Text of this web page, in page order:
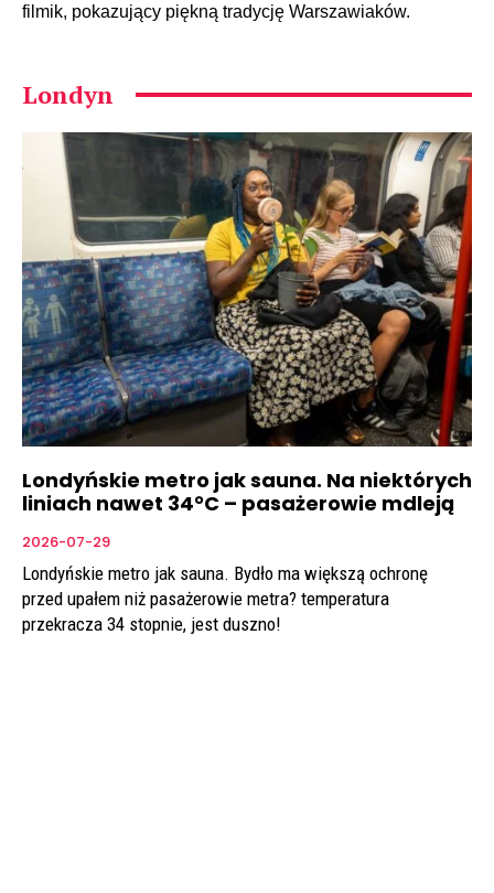
filmik, pokazujący piękną tradycję Warszawiaków.
Londyn
Londyńskie metro jak sauna. Na niektórych
liniach nawet 34°C – pasażerowie mdleją
2026-07-29
Londyńskie metro jak sauna. Bydło ma większą ochronę
przed upałem niż pasażerowie metra? temperatura
przekracza 34 stopnie, jest duszno!